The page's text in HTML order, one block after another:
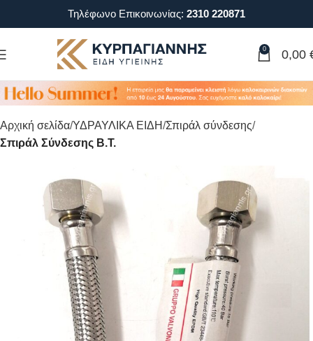
Τηλέφωνο Επικοινωνίας: 2310 220871
0 0,00
Αρχική σελίδα ΥΔΡΑΥΛΙΚΑ ΕΙΔΗ Σπιράλ σύνδεσης
Σπιράλ Σύνδεσης B.Τ.